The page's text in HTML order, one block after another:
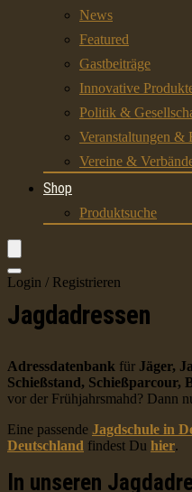
News
Featured
Gastbeiträge
Innovative
Politik &
Veranstaltungen &
Vereine &
Shop
Produktsuche
Login / Registrieren
Jagdadressen
Adressdatenbank für Jäger,
Schießstand, Schießparcour,
vor der Frühjahrsmahd? Dann
Eine passende Jagdschule in
Deutschland findest Du hier.
In unseren